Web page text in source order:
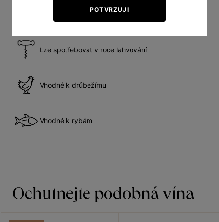
Doporučená teplota vína při podávání 10–12 °C
Lze spotřebovat v roce lahvování
Vhodné k drůbežímu
Vhodné k rybám
Ochutnejte podobná vína
POTVRZUJI